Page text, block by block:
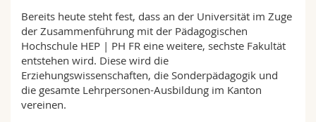
Bereits heute steht fest, dass an der Universität im Zuge
der Zusammenführung mit der Pädagogischen
Hochschule HEP | PH FR eine weitere, sechste Fakultät
entstehen wird. Diese wird die
Erziehungswissenschaften, die Sonderpädagogik und
die gesamte Lehrpersonen-Ausbildung im Kanton
vereinen.